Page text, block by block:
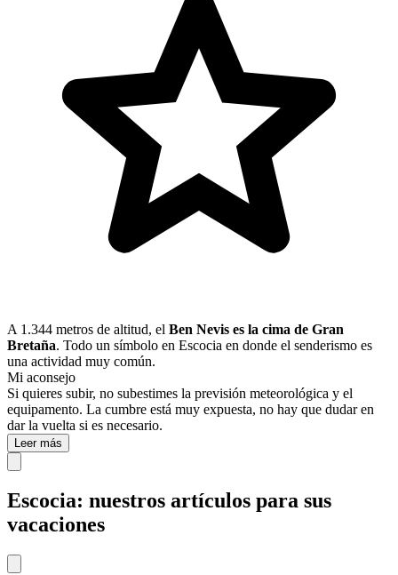
A 1.344 metros de altitud, el Ben Nevis es la cima de Gran
Bretaña. Todo un símbolo en Escocia en donde el senderismo es
una actividad muy común.
Mi aconsejo
Si quieres subir, no subestimes la previsión meteorológica y el
equipamento. La cumbre está muy expuesta, no hay que dudar en
dar la vuelta si es necesario.
Leer más
Escocia: nuestros artículos para sus
vacaciones